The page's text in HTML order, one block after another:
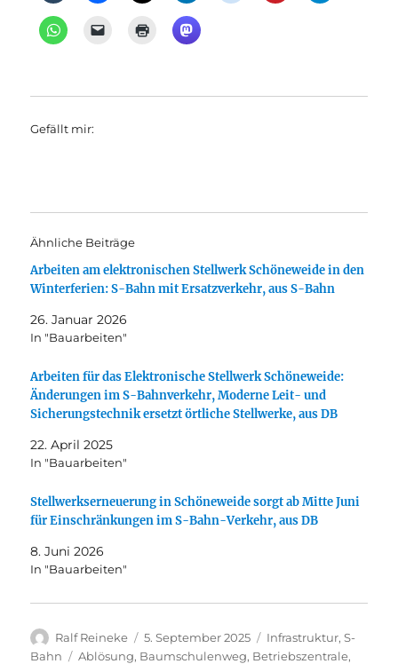
Gefällt mir:
Ähnliche Beiträge
Arbeiten am elektronischen Stellwerk Schöneweide in den
Winterferien: S-Bahn mit Ersatzverkehr, aus S-Bahn
26. Januar 2026
In "Bauarbeiten"
Arbeiten für das Elektronische Stellwerk Schöneweide:
Änderungen im S-Bahnverkehr, Moderne Leit- und
Sicherungstechnik ersetzt örtliche Stellwerke, aus DB
22. April 2025
In "Bauarbeiten"
Stellwerkserneuerung in Schöneweide sorgt ab Mitte Juni
für Einschränkungen im S-Bahn-Verkehr, aus DB
8. Juni 2026
In "Bauarbeiten"
Autor
Ralf Reineke
Veröffentlicht
am
5. September 2025 Kategorien
Infrastruktur,S-
Bahn
Schlagwörter
Ablösung, Baumschulenweg, Betriebszentrale,